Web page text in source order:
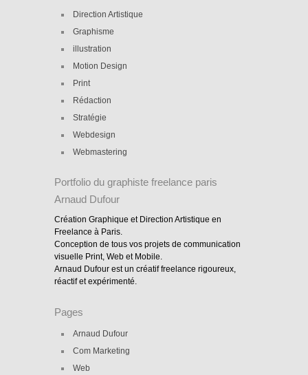
Direction Artistique
Graphisme
illustration
Motion Design
Print
Rédaction
Stratégie
Webdesign
Webmastering
Portfolio du graphiste freelance paris
Arnaud Dufour
Création Graphique et Direction Artistique en
Freelance à Paris.
Conception de tous vos projets de communication
visuelle Print, Web et Mobile.
Arnaud Dufour est un créatif freelance rigoureux,
réactif et expérimenté.
Pages
Arnaud Dufour
Com Marketing
Web